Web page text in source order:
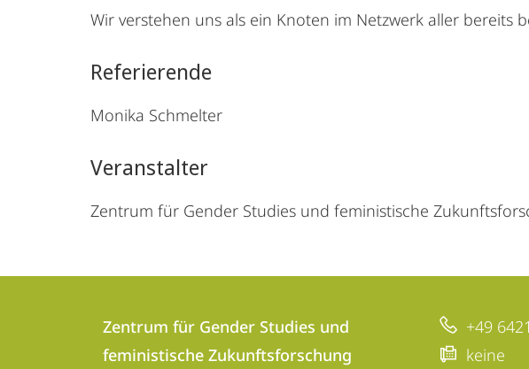
Wir verstehen uns als ein Knoten im Netzwerk aller bereits
Referierende
Monika Schmelter
Veranstalter
Zentrum für Gender Studies und feministische
Kontaktinformationen
Zentrum
Zentrum für Gender Studies und
feministische Zukunftsforschung
+49
keine